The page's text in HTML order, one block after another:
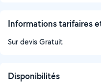
Informations tarifaires
Sur devis Gratuit
Disponibilités